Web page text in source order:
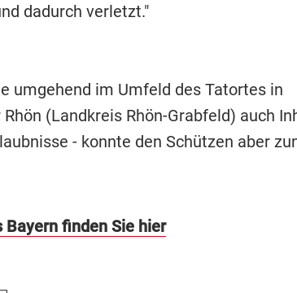
dadurch verletzt."
umgehend im Umfeld des Tatortes in
(Landkreis Rhön-Grabfeld) auch
- konnte den Schützen aber
finden Sie hier